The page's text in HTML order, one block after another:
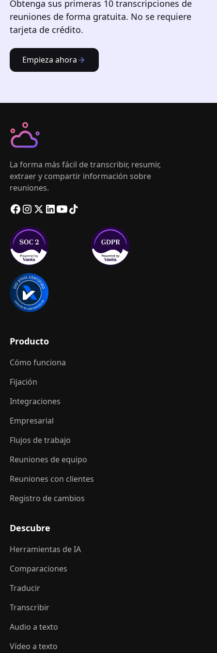
Obtenga sus primeras 10 transcripciones de
reuniones de forma gratuita. No se requiere
tarjeta de crédito.
Empieza ahora
La forma más fácil de transcribir, resumir,
extraer y compartir información sobre
reuniones.
Producto
Cómo funciona
Fijación
Integraciones
Empresarial
Flujos de trabajo
Reuniones de equipo
Reuniones con clientes
Registro de cambios
Descubre
Herramientas de IA
Comparaciones
Traducir
Transcribir
Audio a texto
Vídeo a texto